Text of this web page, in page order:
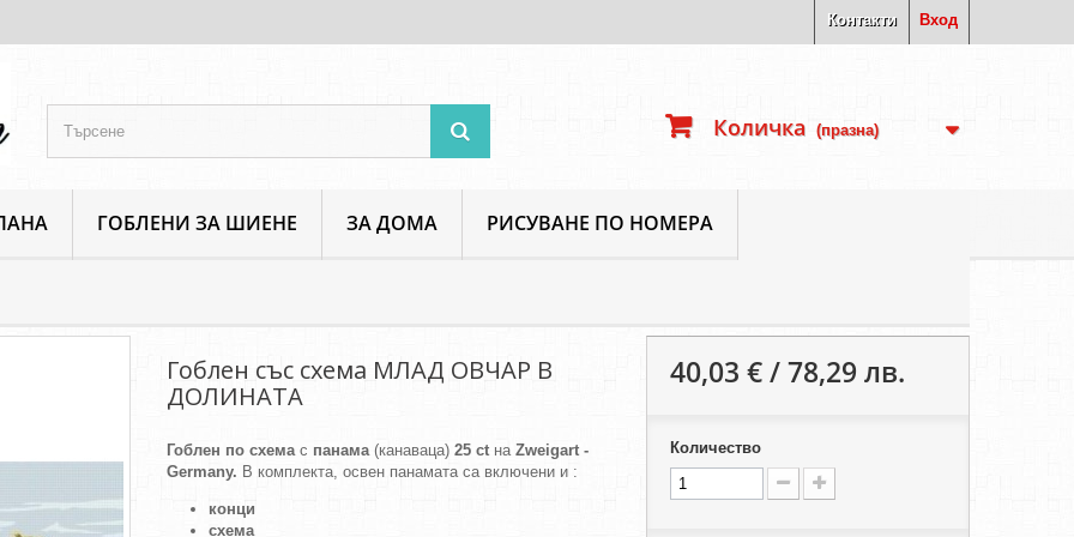
Вход
Контакти
ГОБЛЕНИ ЗА ШИЕНЕ ЗА ДОМА РИСУВАНЕ ПО НОМЕРА
Количка (празна)
Гоблен със схема МЛАД ОВЧАР В
ДОЛИНАТА
Гоблен по схемас панама(канаваца) 25 ctна Zweigart -
Germany. В комплекта, освен панамата са включени и :
конци
схема
40,03 € / 78,29 лв.
Количество